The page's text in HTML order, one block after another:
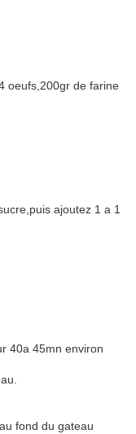
oeufs,200gr de farine
ajoutez 1 a 1
40a 45mn environ
fond du gateau